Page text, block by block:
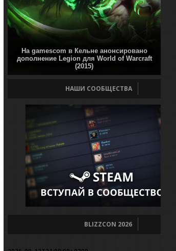
На gamescom в Кельне анонсировано
дополнение Legion для World of Warcraft
(2015)
НАШИ СООБЩЕСТВА
BLIZZCON 2026